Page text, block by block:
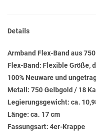
Details
Armband Flex-Band aus
Flex-Band: Flexible Größe,
100% Neuware und
Metall: 750 Gelbgold / 18
Legierungsgewicht: ca.
Länge: ca. 17 cm
Fassungsart: 4er-Krappe